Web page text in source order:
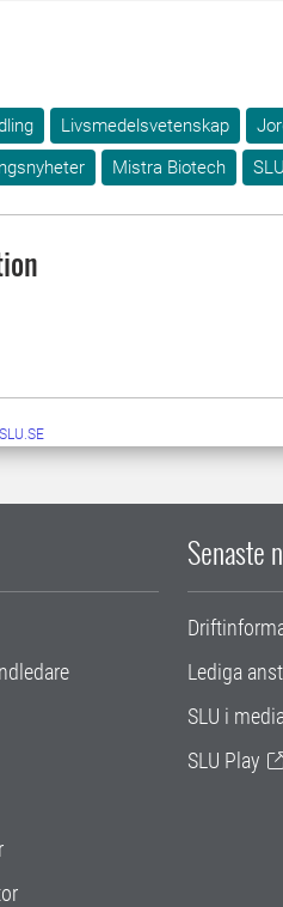
Livsmedelsvetenskap
Mistra Biotech
Senaste
Lediga
SLU i
SLU Play